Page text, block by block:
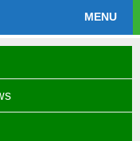
MENU